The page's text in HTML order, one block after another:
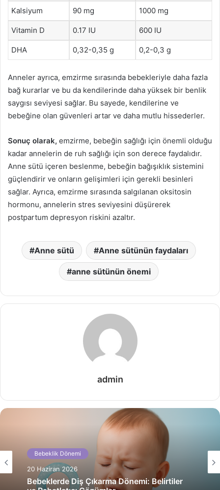
Kalsiyum 90 mg 1000 mg
Vitamin D 0.17 IU 600 IU
DHA 0,32-0,35 g 0,2-0,3 g
Anneler ayrıca, emzirme sırasında bebekleriyle daha fazla
bağ kurarlar ve bu da kendilerinde daha yüksek bir benlik
saygısı seviyesi sağlar. Bu sayede, kendilerine ve
bebeğine olan güvenleri artar ve daha mutlu hissederler.
Sonuç olarak, emzirme, bebeğin sağlığı için önemli olduğu
kadar annelerin de ruh sağlığı için son derece faydalıdır.
Anne sütü içeren beslenme, bebeğin bağışıklık sistemini
güçlendirir ve onların gelişimleri için gerekli besinleri
sağlar. Ayrıca, emzirme sırasında salgılanan oksitosin
hormonu, annelerin stres seviyesini düşürerek
postpartum depresyon riskini azaltır.
Anne sütü Anne sütünün faydaları
anne sütünün önemi
admin
Bebeklik Dönemi
20 Haziran 2026
Bebeklik Dönemi
20 Haziran 2026